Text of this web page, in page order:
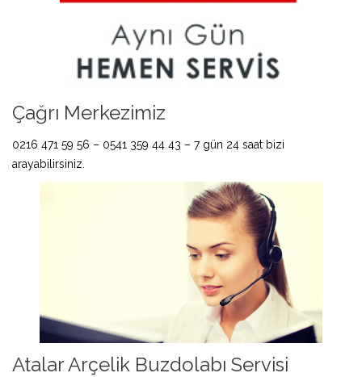
Çağrı Merkezimiz
0216 471 59 56 – 0541 359 44 43 – 7 gün 24 saat bizi
arayabilirsiniz.
Atalar Arçelik Buzdolabı Servisi